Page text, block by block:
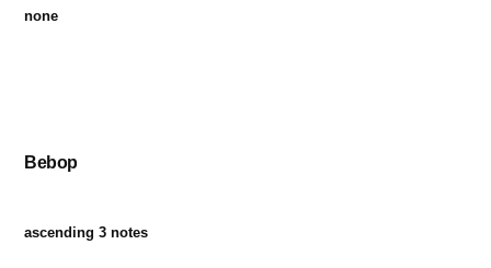
none
Bebop
ascending 3 notes